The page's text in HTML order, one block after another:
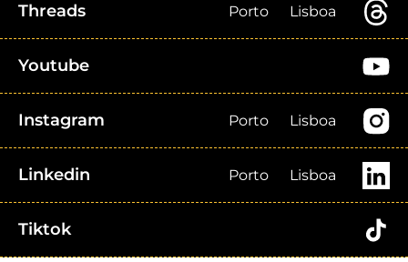
Threads Porto Lisboa
Youtube
Instagram Porto Lisboa
Linkedin Porto Lisboa
Tiktok